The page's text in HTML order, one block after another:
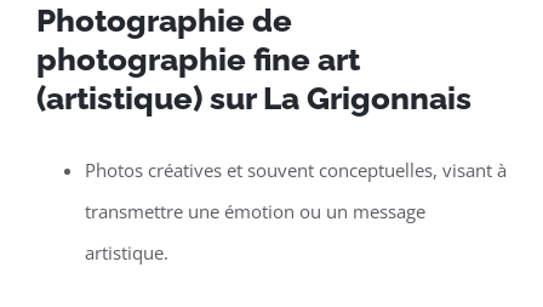
Photographie de
photographie fine art
(artistique) sur La Grigonnais
Photos créatives et souvent conceptuelles, visant à
transmettre une émotion ou un message
artistique.